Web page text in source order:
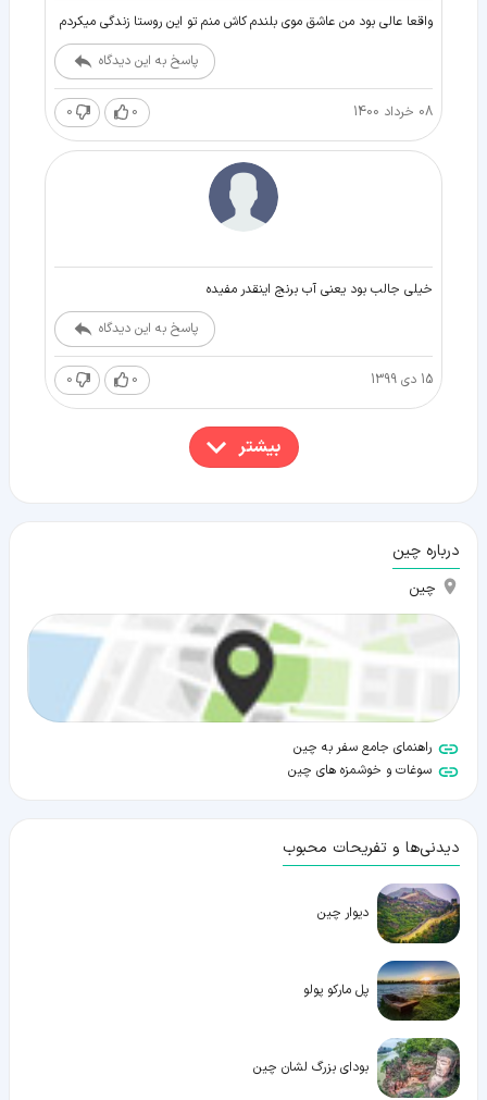
واقعا عالی بود من عاشق موی بلندم کاش منم تو این روستا زندگی میکردم
پاسخ به این دیدگاه
08 خرداد 1400 0
0
خیلی جالب بود یعنی آب برنج اینقدر مفیده
پاسخ به این دیدگاه
15 دی 1399 0
0
بیشتر
درباره چین
چین
راهنمای جامع سفر به چین
سوغات و خوشمزه های چین
دیدنی‌ها و تفریحات محبوب
دیوار چین
پل مارکو پولو
بودای بزرگ لشان چین